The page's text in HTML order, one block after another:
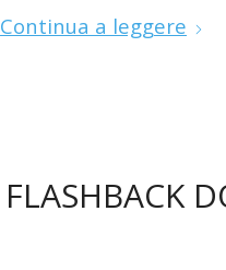
Continua a leggere
FLASHBACK